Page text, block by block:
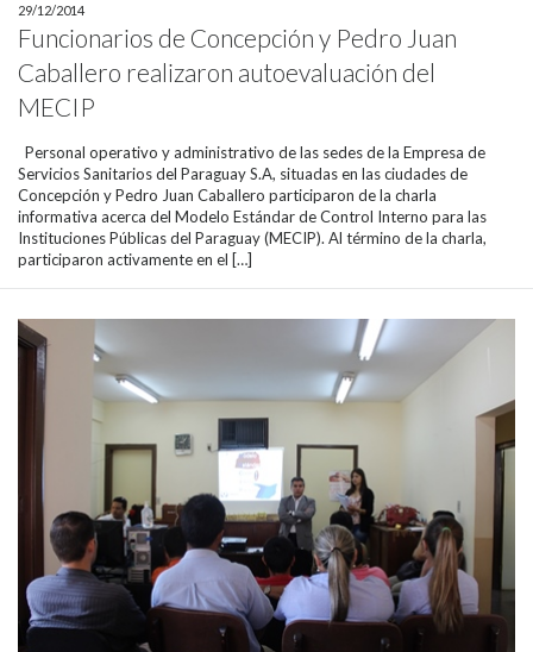
29/12/2014
Funcionarios de Concepción y Pedro Juan
Caballero realizaron autoevaluación del
MECIP
Personal operativo y administrativo de las sedes de la Empresa de
Servicios Sanitarios del Paraguay S.A, situadas en las ciudades de
Concepción y Pedro Juan Caballero participaron de la charla
informativa acerca del Modelo Estándar de Control Interno para las
Instituciones Públicas del Paraguay (MECIP). Al término de la charla,
participaron activamente en el […]